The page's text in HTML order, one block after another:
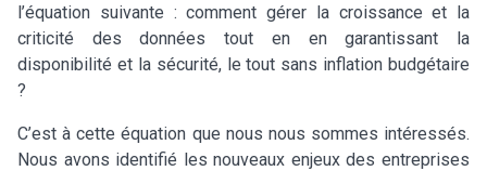
l’équation suivante : comment gérer la croissance et la
criticité des données tout en en garantissant la
disponibilité et la sécurité, le tout sans inflation budgétaire
?
C’est à cette équation que nous nous sommes intéressés.
Nous avons identifié les nouveaux enjeux des entreprises